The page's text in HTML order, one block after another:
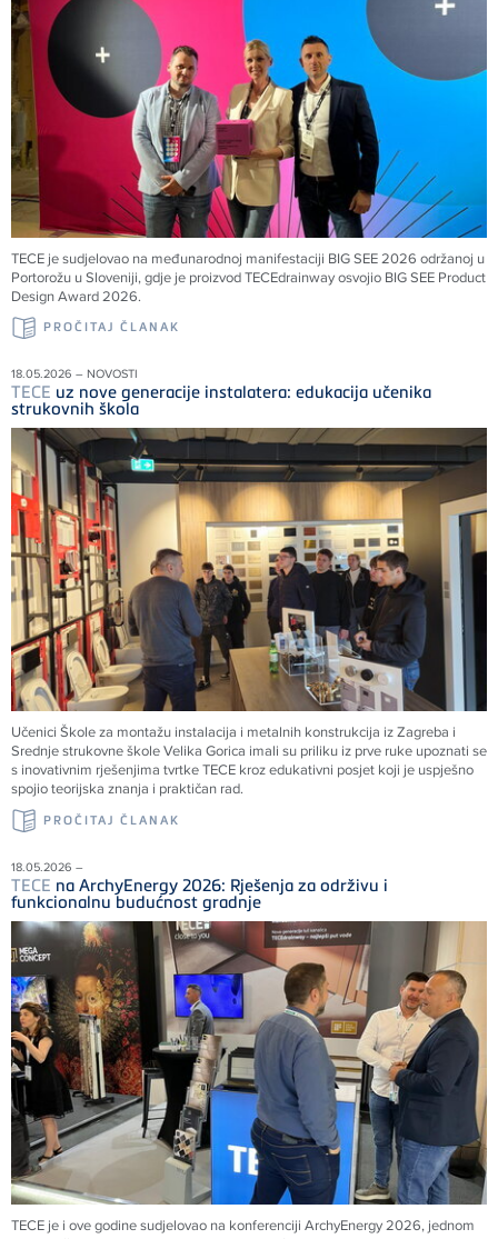
TECE je sudjelovao na međunarodnoj manifestaciji BIG SEE 2026 održanoj u
Portorožu u Sloveniji, gdje je proizvodTECEdrainway osvojio BIG SEE Product
Design Award 2026.
PROČITAJ ČLANAK
18.05.2026 – NOVOSTI
TECE uz nove generacije instalatera: edukacija učenika
strukovnih škola
Učenici Škole za montažu instalacija i metalnih konstrukcija iz Zagreba i
Srednje strukovne škole Velika Gorica imali su priliku iz prve ruke upoznati se
s inovativnim rješenjima tvrtkeTECE kroz edukativni posjet koji je uspješno
spojio teorijska znanja i praktičan rad.
PROČITAJ ČLANAK
18.05.2026 –
TECE na ArchyEnergy 2026: Rješenja za održivu i
funkcionalnu budućnost gradnje
TECE je i ove godine sudjelovao na konferenciji ArchyEnergy 2026, jednom